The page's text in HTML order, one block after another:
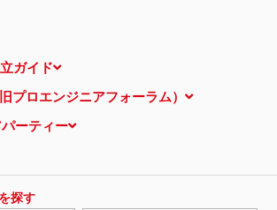
ガイド
プロエンジニアフォーラム）
ーティー
探す